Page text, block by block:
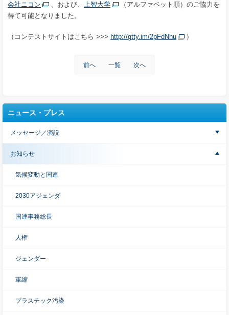
会社ニコン
、および、 上智大学 （アルファベット順） のご協力を
得て可能となりました。
（コンテストサイトはこちら >>> http://gtty.im/2pFdNhu ）
前へ 一覧 次へ
ニュース・プレス
メッセージ／演説
お知らせ
気候変動と国連
2030アジェンダ
国連事務総長
人権
ジェンダー
軍縮
プラスチック汚染